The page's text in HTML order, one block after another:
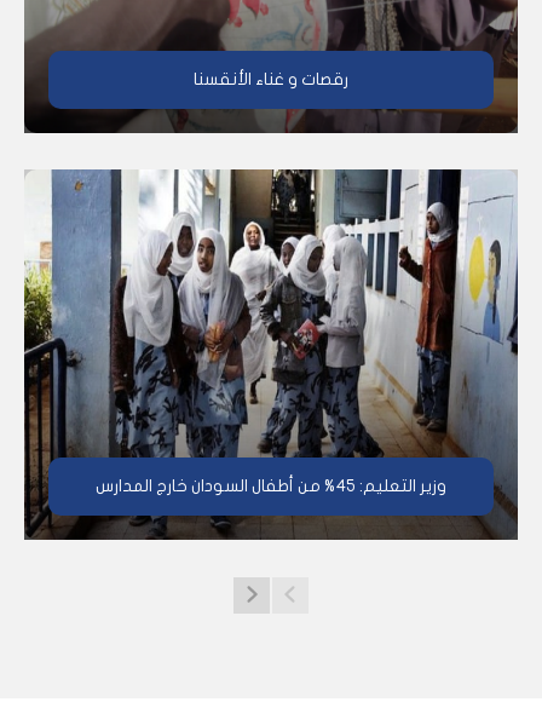
رقصات و غناء الأنقسنا
وزير التعليم: 45% من أطفال السودان خارج المدارس